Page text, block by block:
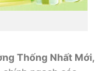
Thống Nhất Mới,